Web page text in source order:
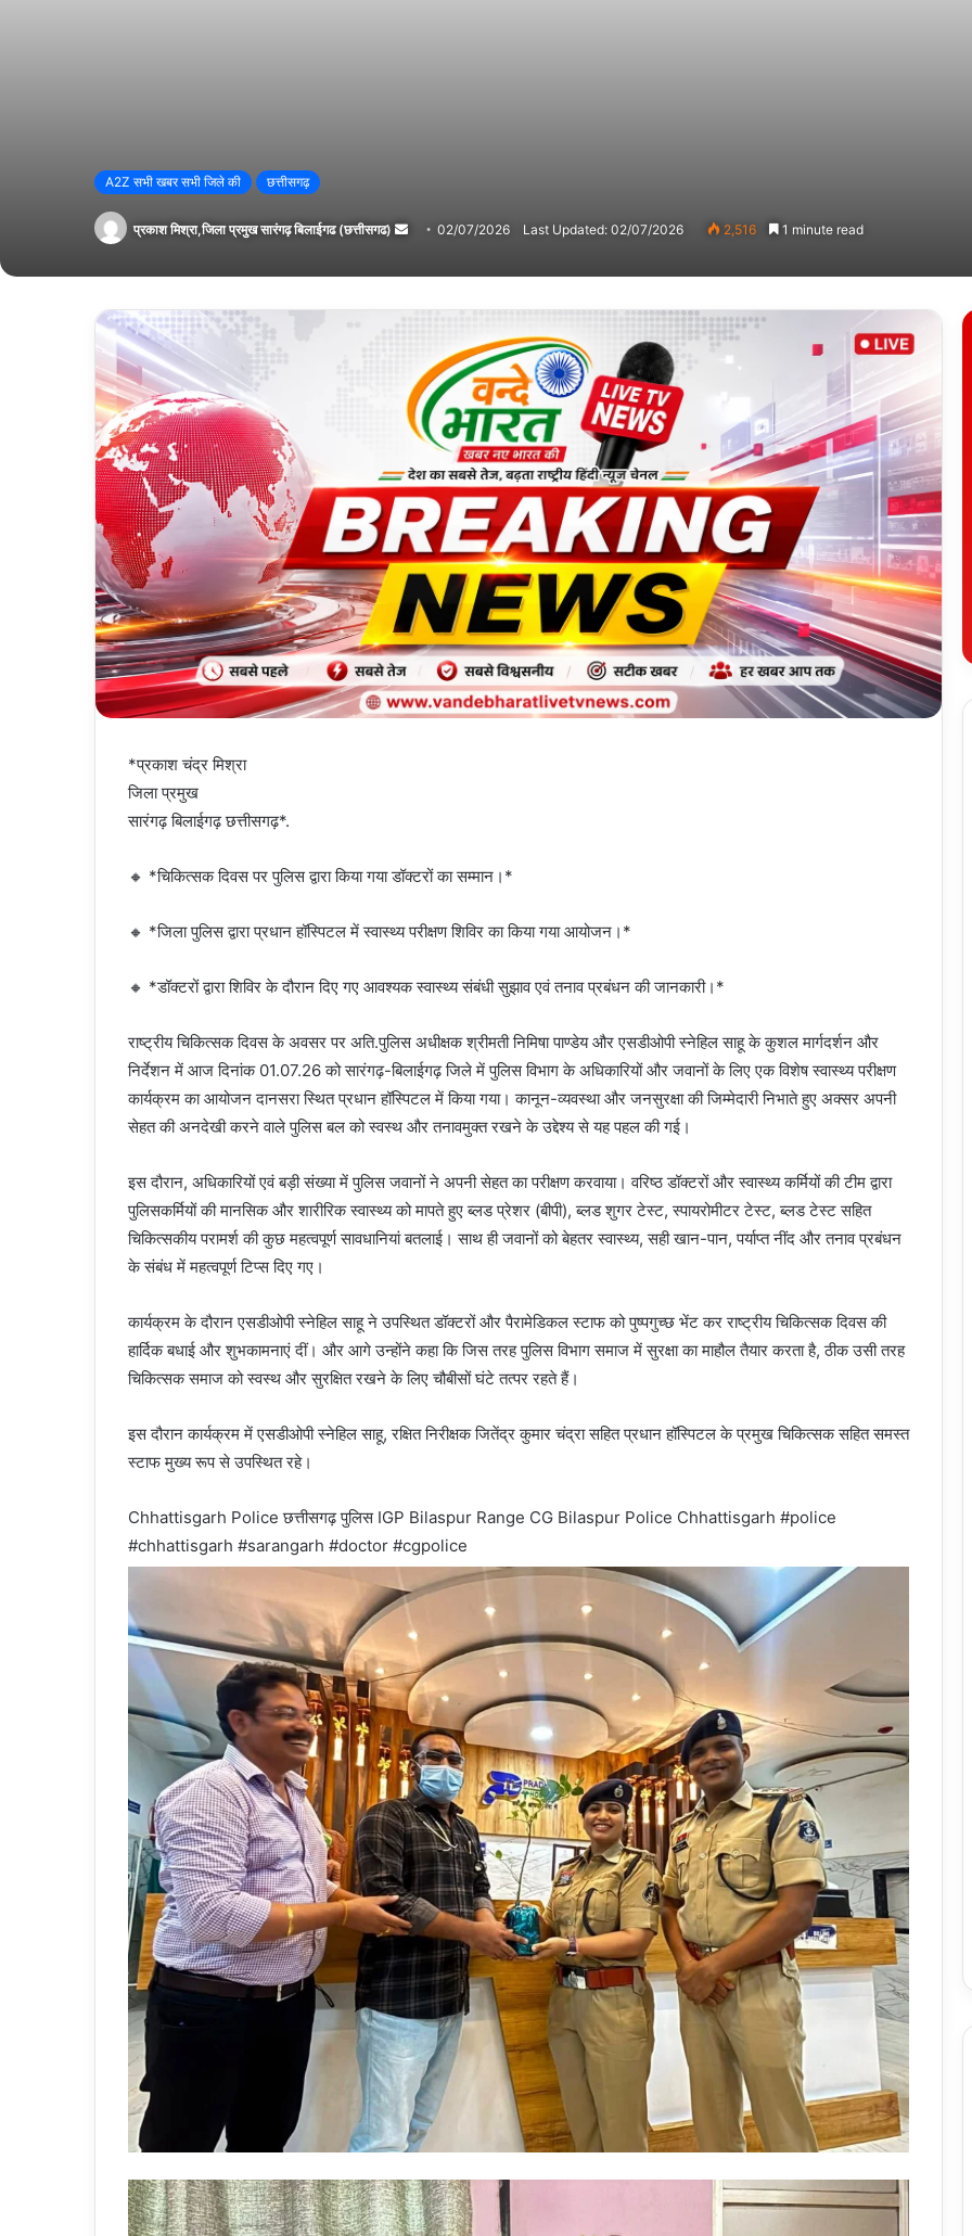
A2Z सभी खबर सभी जिले की छत्तीसगढ़
प्रकाश मिश्रा,जिला प्रमुख सारंगढ़ बिलाईगढ (छत्तीसगढ)
Send
email
02/07/2026 Last Updated: 02/07/2026 2,516 1 minute read
*प्रकाश चंद्र मिश्रा
जिला प्रमुख
सारंगढ़ बिलाईगढ़ छत्तीसगढ़*.
🔸 *चिकित्सक दिवस पर पुलिस द्वारा किया गया डॉक्टरों का सम्मान।*
🔸 *जिला पुलिस द्वारा प्रधान हॉस्पिटल में स्वास्थ्य परीक्षण शिविर का किया गया आयोजन।*
🔸 *डॉक्टरों द्वारा शिविर के दौरान दिए गए आवश्यक स्वास्थ्य संबंधी सुझाव एवं तनाव प्रबंधन की जानकारी।*
राष्ट्रीय चिकित्सक दिवस के अवसर पर अति.पुलिस अधीक्षक श्रीमती निमिषा पाण्डेय और एसडीओपी स्नेहिल साहू के कुशल मार्गदर्शन और
निर्देशन में आज दिनांक 01.07.26 को सारंगढ़-बिलाईगढ़ जिले में पुलिस विभाग के अधिकारियों और जवानों के लिए एक विशेष स्वास्थ्य परीक्षण
कार्यक्रम का आयोजन दानसरा स्थित प्रधान हॉस्पिटल में किया गया। कानून-व्यवस्था और जनसुरक्षा की जिम्मेदारी निभाते हुए अक्सर अपनी
सेहत की अनदेखी करने वाले पुलिस बल को स्वस्थ और तनावमुक्त रखने के उद्देश्य से यह पहल की गई।
इस दौरान, अधिकारियों एवं बड़ी संख्या में पुलिस जवानों ने अपनी सेहत का परीक्षण करवाया। वरिष्ठ डॉक्टरों और स्वास्थ्य कर्मियों की टीम द्वारा
पुलिसकर्मियों की मानसिक और शारीरिक स्वास्थ्य को मापते हुए ब्लड प्रेशर (बीपी), ब्लड शुगर टेस्ट, स्पायरोमीटर टेस्ट, ब्लड टेस्ट सहित
चिकित्सकीय परामर्श की कुछ महत्वपूर्ण सावधानियां बतलाई। साथ ही जवानों को बेहतर स्वास्थ्य, सही खान-पान, पर्याप्त नींद और तनाव प्रबंधन
के संबंध में महत्वपूर्ण टिप्स दिए गए।
कार्यक्रम के दौरान एसडीओपी स्नेहिल साहू ने उपस्थित डॉक्टरों और पैरामेडिकल स्टाफ को पुष्पगुच्छ भेंट कर राष्ट्रीय चिकित्सक दिवस की
हार्दिक बधाई और शुभकामनाएं दीं। और आगे उन्होंने कहा कि जिस तरह पुलिस विभाग समाज में सुरक्षा का माहौल तैयार करता है, ठीक उसी तरह
चिकित्सक समाज को स्वस्थ और सुरक्षित रखने के लिए चौबीसों घंटे तत्पर रहते हैं।
इस दौरान कार्यक्रम में एसडीओपी स्नेहिल साहू, रक्षित निरीक्षक जितेंद्र कुमार चंद्रा सहित प्रधान हॉस्पिटल के प्रमुख चिकित्सक सहित समस्त
स्टाफ मुख्य रूप से उपस्थित रहे।
Chhattisgarh Police छत्तीसगढ़ पुलिस IGP Bilaspur Range CG Bilaspur Police Chhattisgarh #police
#chhattisgarh #sarangarh #doctor #cgpolice